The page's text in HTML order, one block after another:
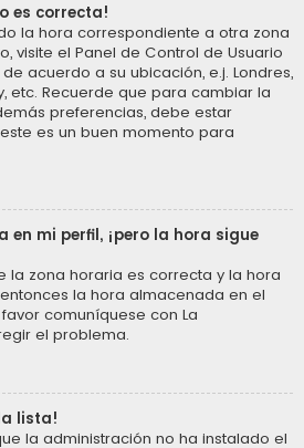
es correcta!
la hora correspondiente a otra zona
visite el Panel de Control de Usuario
acuerdo a su ubicación, e.j. Londres,
etc. Recuerde que para cambiar la
preferencias, debe estar
es un buen momento para
en mi perfil, ¡pero la hora sigue
la zona horaria es correcta y la hora
la hora almacenada en el
comuníquese con La
el problema.
lista!
la administración no ha instalado el